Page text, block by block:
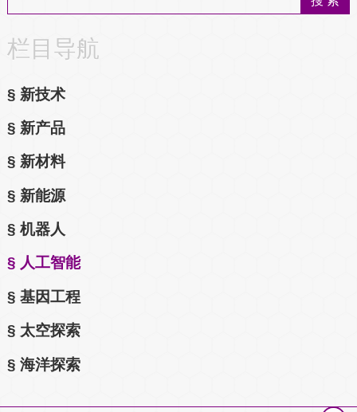
栏目导航
新技术
新产品
新材料
新能源
机器人
人工智能
基因工程
太空探索
海洋探索